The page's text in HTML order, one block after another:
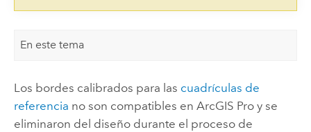
En este tema
Los bordes calibrados para las cuadrículas de
referencia no son compatibles en ArcGIS Proy se
eliminaron del diseño durante el proceso de